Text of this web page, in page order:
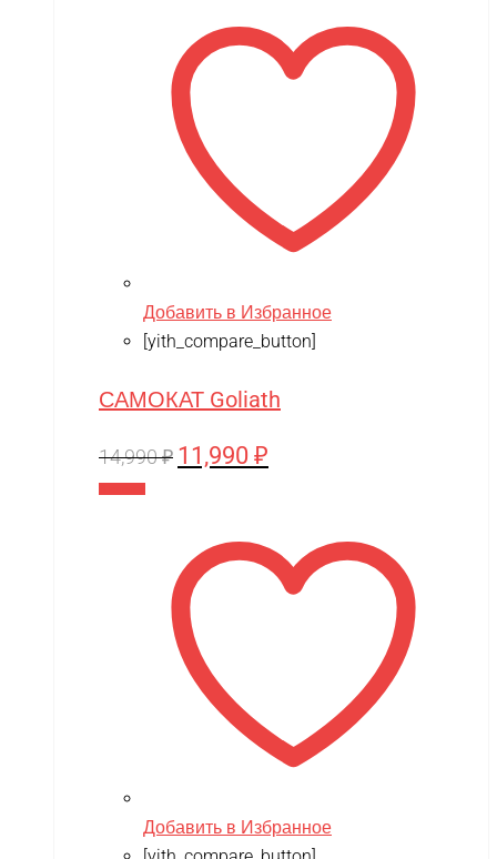
Добавить в Избранное
[yith_compare_button]
САМОКАТ Goliath
14,990₽ Первоначальная
14,990 ₽.
11,990 ₽
Добавить в Избранное